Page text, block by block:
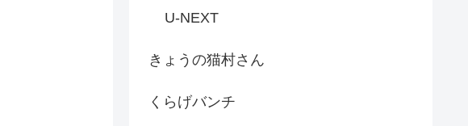
U-NEXT
きょうの猫村さん
くらげバンチ